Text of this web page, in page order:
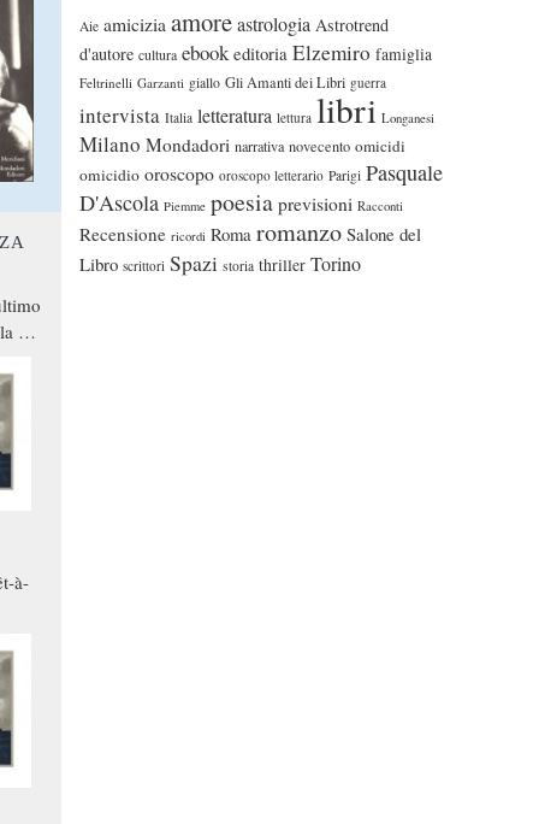
Aie amicizia amoreastrologia Astrotrend
d'autore cultura ebook editoria Elzemiro famiglia
Feltrinelli Garzanti giallo Gli Amanti dei Libri guerra
intervista Italia letteratura lettura libri Longanesi
Milano Mondadori narrativa novecento omicidi
omicidio oroscopo oroscopo letterario Parigi Pasquale
D'Ascola Piemme poesia previsioni Racconti
Recensione ricordi Roma romanzo Salone del
Libro scrittori Spazi storia thriller Torino
a
à-